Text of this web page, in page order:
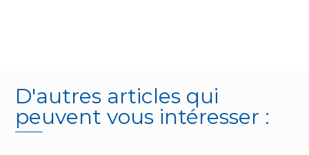
D'autres articles qui
peuvent vous intéresser :